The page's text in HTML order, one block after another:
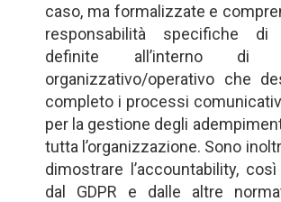
caso, ma formalizzate e
responsabilità specifiche
definite all’interno di
organizzativo/operativo che
completo i processi
per la gestione degli
tutta l’organizzazione. Sono
dimostrare l’accountability,
dal GDPR e dalle altre